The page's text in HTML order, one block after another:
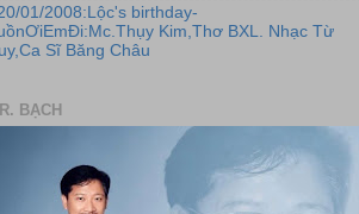
01/2008:Lộc's birthday-
Kim,Thơ BXL. Nhạc Từ
Sĩ Băng Châu
BẠCH